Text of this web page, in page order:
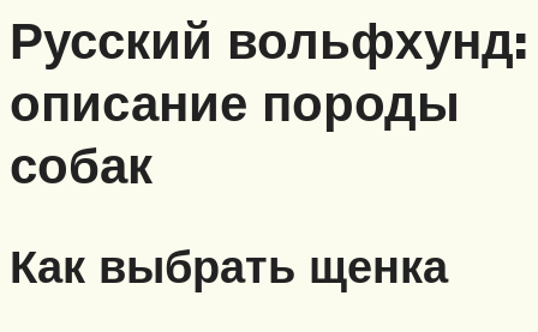
Русский вольфхунд:
описание породы
собак
Как выбрать щенка